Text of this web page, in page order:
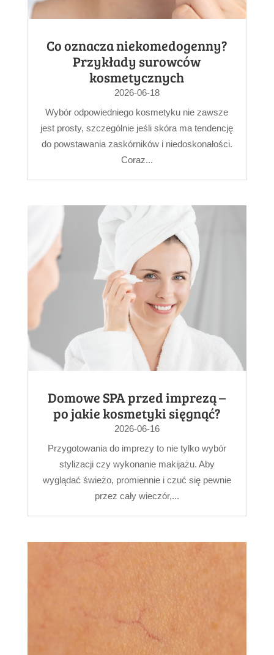
Co oznacza niekomedogenny?
Przykłady surowców
kosmetycznych
2026-06-18
Wybór odpowiedniego kosmetyku nie zawsze
jest prosty, szczególnie jeśli skóra ma tendencję
do powstawania zaskórników i niedoskonałości.
Coraz...
Domowe SPA przed imprezą –
po jakie kosmetyki sięgnąć?
2026-06-16
Przygotowania do imprezy to nie tylko wybór
stylizacji czy wykonanie makijażu. Aby
wyglądać świeżo, promiennie i czuć się pewnie
przez cały wieczór,...